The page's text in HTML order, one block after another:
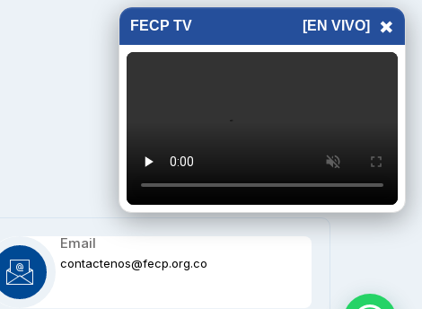
FECP TV [EN VIVO] ×
Email
contactenos@fecp.org.co